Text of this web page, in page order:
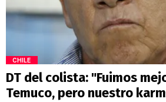
CHILE
DT del colista: "Fuimos
Temuco, pero nuestro